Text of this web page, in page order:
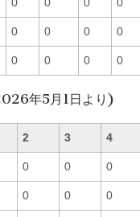
0 0 0 0
0 0 0 0
年5月1日より)
2 3 4
0 0 0
0 0 0